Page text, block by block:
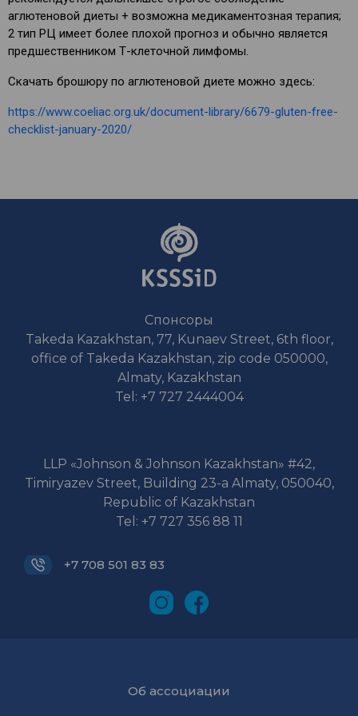
аглютеновой диеты + возможна медикаментозная терапия;
2 тип РЦ имеет более плохой прогноз и обычно является
предшественником Т-клеточной лимфомы.
Скачать брошюру по аглютеновой диете можно здесь:
https://www.coeliac.org.uk/document-library/6679-gluten-free-
checklist-january-2020/
Спонсоры
Takeda Kazakhstan, 77, Kunaev Street, 6th floor,
office of Takeda Kazakhstan, zip code 050000,
Almaty, Kazakhstan
Tel: +7 727 2444004
LLP «Johnson & Johnson Kazakhstan» #42,
Timiryazev Street, Building 23-a Almaty, 050040,
Republic of Kazakhstan
Tel: +7 727 356 88 11
+7 708 501 83 83
Об ассоциации